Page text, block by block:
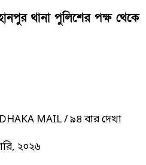
থানা পুলিশের পক্ষ থেকে
MAIL/ ৯৪ বার দেখা
২০২৬